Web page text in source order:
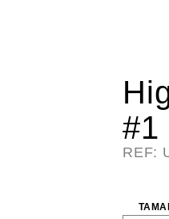
#1
REF: